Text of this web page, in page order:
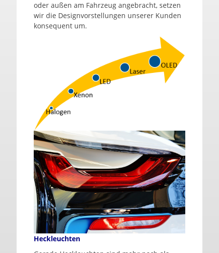
oder außen am Fahrzeug angebracht, setzen
wir die Designvorstellungen unserer Kunden
konsequent um.
Heckleuchten